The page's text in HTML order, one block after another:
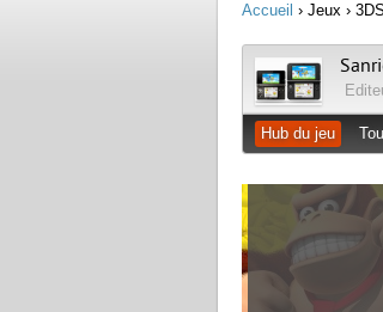
Accueil › Jeux › 3DS
Hub du jeu